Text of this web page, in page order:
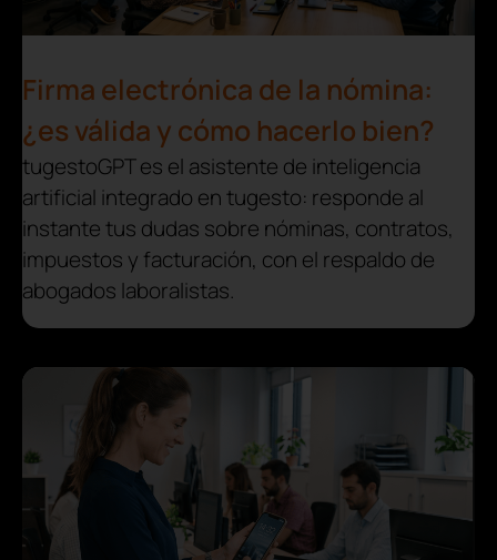
Firma electrónica de la nómina:
¿es válida y cómo hacerlo bien?
tugestoGPT es el asistente de inteligencia
artificial integrado en tugesto: responde al
instante tus dudas sobre nóminas, contratos,
impuestos y facturación, con el respaldo de
abogados laboralistas.